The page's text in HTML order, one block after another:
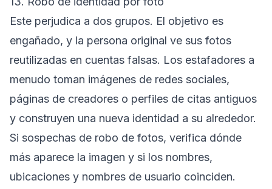
Este perjudica a dos grupos. El objetivo es
engañado, y la persona original ve sus fotos
reutilizadas en cuentas falsas. Los estafadores a
menudo toman imágenes de redes sociales,
páginas de creadores o perfiles de citas antiguos
y construyen una nueva identidad a su alrededor.
Si sospechas de robo de fotos, verifica dónde
más aparece la imagen y si los nombres,
ubicaciones y nombres de usuario coinciden.